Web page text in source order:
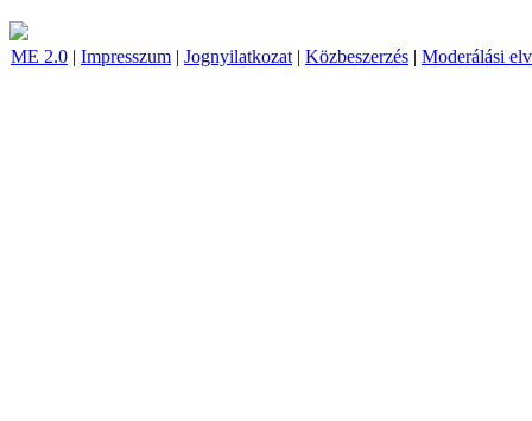
ME 2.0 | Impresszum | Jognyilatkozat | Közbeszerzés | Moderálási